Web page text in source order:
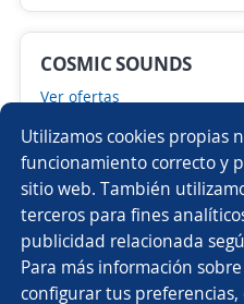
Utilizamos cookies propias
funcionamiento correcto y
sitio web. También
terceros para fines
publicidad relacionada
Para más información
configurar tus
COSMIC SOUNDS
Ver ofertas
Sin puestos vacantes
Anterior